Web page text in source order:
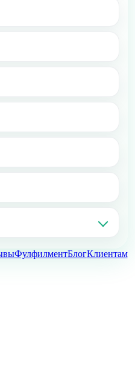
ФулфилментБлогКлиентам